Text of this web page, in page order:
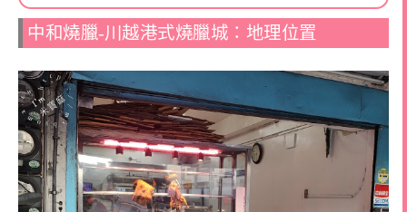
中和燒臘-川越港式燒臘城：地理位置